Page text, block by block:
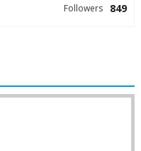
849
Followers